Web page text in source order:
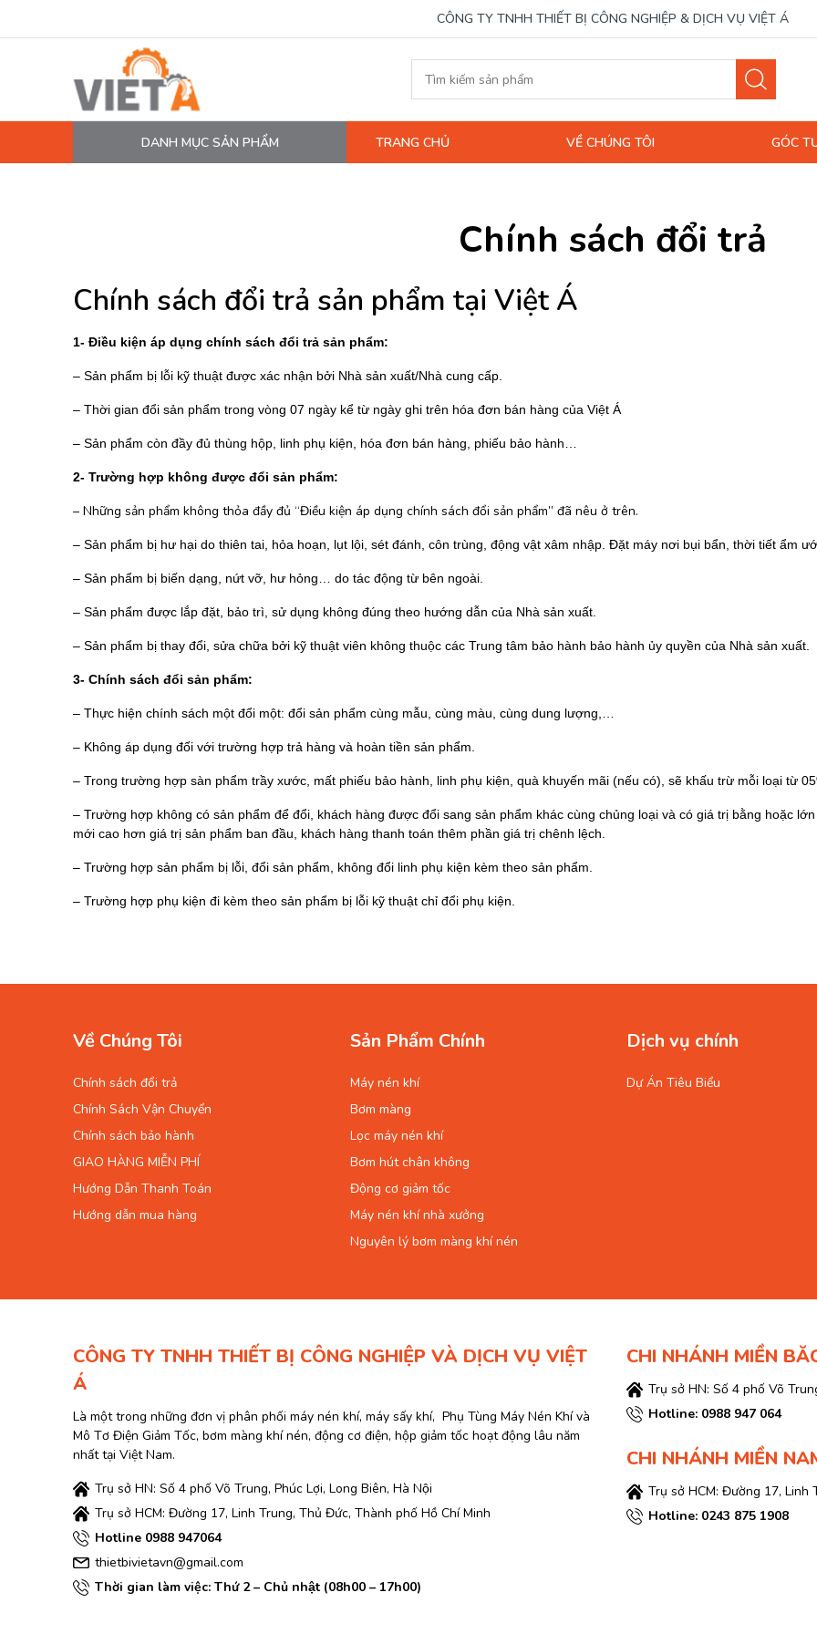
CÔNG TY TNHH THIẾT BỊ CÔNG NGHIỆP & DỊCH VỤ VIỆT Á
DANH MỤC SẢN PHẨM
DÂY HƠI, ỐNG HƠI
MÁY SẤY KHÍ
MOTOR, HỘP GIẢM TỐC
MÁY TẠO KHÍ NITO
TRANG CHỦ VỀ CHÚNG TÔI GÓC
Chính sách đổi trả
Chính sách đổi trả sản phẩm tại Việt Á
1- Điều kiện áp dụng chính sách đổi trả sản phẩm:
– Sản phẩm bị lỗi kỹ thuật được xác nhận bởi Nhà sản xuất/Nhà cung cấp.
– Thời gian đổi sản phẩm trong vòng 07 ngày kể từ ngày ghi trên hóa đơn bán hàng của Việt Á
– Sản phẩm còn đầy đủ thùng hộp, linh phụ kiện, hóa đơn bán hàng, phiếu bảo hành…
2- Trường hợp không được đổi sản phẩm:
– Những sản phẩm không thỏa đầy đủ “Điều kiện áp dụng chính sách đổi sản phẩm” đã nêu ở trên.
– Sản phẩm bị hư hại do thiên tai, hỏa hoạn, lụt lội, sét đánh, côn trùng, động vật xâm nhập. Đặt máy nơi bụi bẩn, thời tiết ẩm
– Sản phẩm bị biến dạng, nứt vỡ, hư hỏng… do tác động từ bên ngoài.
– Sản phẩm được lắp đặt, bảo trì, sử dụng không đúng theo hướng dẫn của Nhà sản xuất.
– Sản phẩm bị thay đổi, sửa chữa bởi kỹ thuật viên không thuộc các Trung tâm bảo hành bảo hành ủy quyền của Nhà sản xuất.
3- Chính sách đổi sản phẩm:
– Thực hiện chính sách một đổi một: đổi sản phẩm cùng mẫu, cùng màu, cùng dung lượng,…
– Không áp dụng đối với trường hợp trả hàng và hoàn tiền sản phẩm.
– Trong trường hợp sàn phẩm trầy xước, mất phiếu bảo hành, linh phụ kiện, quà khuyến mãi (nếu có), sẽ khấu trừ mỗi loại từ
– Trường hợp không có sản phẩm để đổi, khách hàng được đổi sang sản phẩm khác cùng chủng loại và có giá trị bằng hoặc
mới cao hơn giá trị sản phẩm ban đầu, khách hàng thanh toán thêm phần giá trị chênh lệch.
– Trường hợp sản phẩm bị lỗi, đổi sản phẩm, không đổi linh phụ kiện kèm theo sản phẩm.
– Trường hợp phụ kiện đi kèm theo sản phẩm bị lỗi kỹ thuật chỉ đổi phụ kiện.
Về Chúng Tôi
Chính sách đổi trả
Chính Sách Vận Chuyển
Chính sách bảo hành
GIAO HÀNG MIỄN PHÍ
Hướng Dẫn Thanh Toán
Hướng dẫn mua hàng
Sản Phẩm Chính
Máy nén khí
Bơm màng
Lọc máy nén khí
Bơm hút chân không
Động cơ giảm tốc
Máy nén khí nhà xưởng
Nguyên lý bơm màng khí nén
Dịch vụ chính
Dự Án Tiêu Biểu
CÔNG TY TNHH THIẾT BỊ CÔNG NGHIỆP VÀ DỊCH VỤ VIỆT
Á
Là một trong những đơn vị phân phối máy nén khí, máy sấy khí, Phụ Tùng Máy Nén Khí và
Mô Tơ Điện Giảm Tốc, bơm màng khí nén, động cơ điện, hộp giảm tốc hoạt động lâu năm
nhất tại Việt Nam.
Trụ sở HN: Số 4 phố Võ Trung, Phúc Lợi, Long Biên, Hà Nội
Trụ sở HCM: Đường 17, Linh Trung, Thủ Đức, Thành phố Hồ Chí Minh
Hotline 0988 947064
thietbivietavn@gmail.com
Thời gian làm việc: Thứ 2 – Chủ nhật (08h00 – 17h00)
CHI NHÁNH MIỀN
Trụ sở HN: Số 4 phố Võ
Hotline: 0988 947 064
CHI NHÁNH MIỀN
Trụ sở HCM: Đường 17, Linh
Hotline: 0243 875 1908